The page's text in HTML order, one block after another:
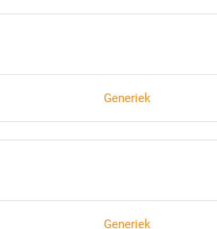
Generiek
Generiek